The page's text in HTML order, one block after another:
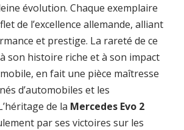
évolution. Chaque exemplaire
de l’excellence allemande, alliant
et prestige. La rareté de ce
son histoire riche et à son impact
en fait une pièce maîtresse
d’automobiles et les
de la Mercedes Evo 2
par ses victoires sur les